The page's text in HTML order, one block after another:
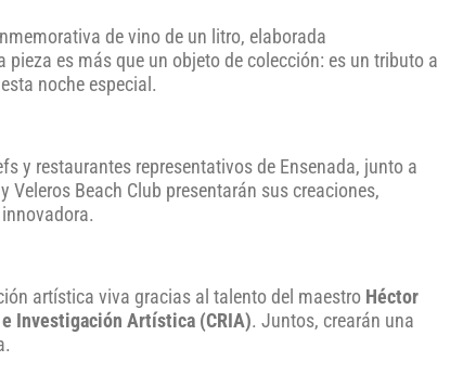
de vino de un litro, elaborada
pieza es más que un objeto de colección: es un tributo a
noche especial.
y restaurantes representativos de Ensenada, junto a
Veleros Beach Club presentarán sus creaciones,
artística viva gracias al talento del maestro Héctor
Investigación Artística (CRIA). Juntos, crearán una